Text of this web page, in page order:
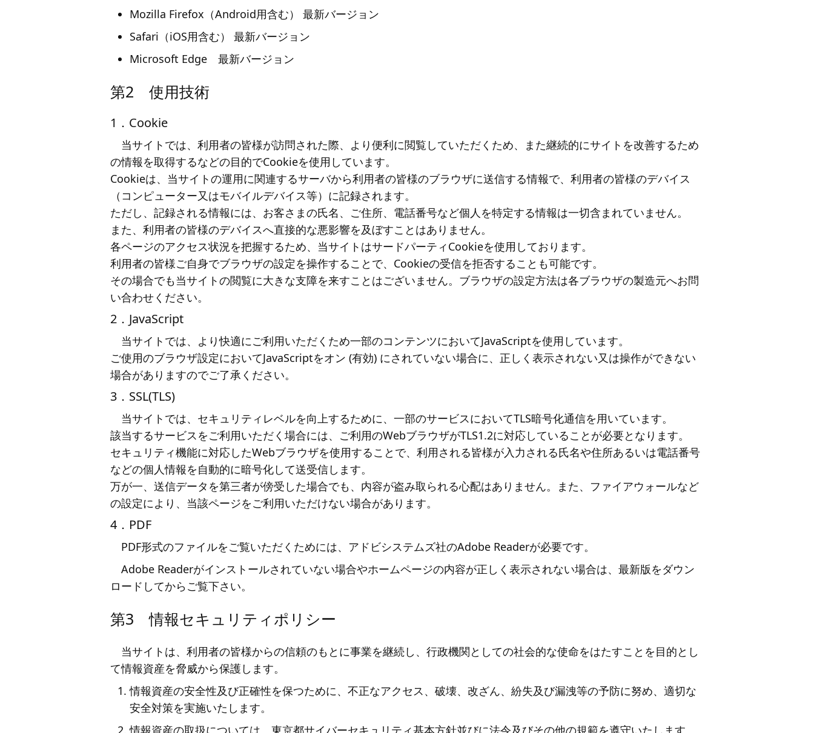
Mozilla Firefox（Android用含む） 最新バージョン
Safari（iOS用含む） 最新バージョン
Microsoft Edge 最新バージョン
第2 使用技術
1．Cookie
当サイトでは、利用者の皆様が訪問された際、より便利に閲覧していただくため、また継続的にサイトを改善するため
の情報を取得するなどの目的でCookieを使用しています。
Cookieは、当サイトの運用に関連するサーバから利用者の皆様のブラウザに送信する情報で、利用者の皆様のデバイス
（コンピューター又はモバイルデバイス等）に記録されます。
ただし、記録される情報には、お客さまの氏名、ご住所、電話番号など個人を特定する情報は一切含まれていません。
また、利用者の皆様のデバイスへ直接的な悪影響を及ぼすことはありません。
各ページのアクセス状況を把握するため、当サイトはサードパーティCookieを使用しております。
利用者の皆様ご自身でブラウザの設定を操作することで、Cookieの受信を拒否することも可能です。
その場合でも当サイトの閲覧に大きな支障を来すことはございません。ブラウザの設定方法は各ブラウザの製造元へお問
い合わせください。
2．JavaScript
当サイトでは、より快適にご利用いただくため一部のコンテンツにおいてJavaScriptを使用しています。
ご使用のブラウザ設定においてJavaScriptをオン (有効) にされていない場合に、正しく表示されない又は操作ができない
場合がありますのでご了承ください。
3．SSL(TLS)
当サイトでは、セキュリティレベルを向上するために、一部のサービスにおいてTLS暗号化通信を用いています。
該当するサービスをご利用いただく場合には、ご利用のWebブラウザがTLS1.2に対応していることが必要となります。
セキュリティ機能に対応したWebブラウザを使用することで、利用される皆様が入力される氏名や住所あるいは電話番号
などの個人情報を自動的に暗号化して送受信します。
万が一、送信データを第三者が傍受した場合でも、内容が盗み取られる心配はありません。また、ファイアウォールなど
の設定により、当該ページをご利用いただけない場合があります。
4．PDF
PDF形式のファイルをご覧いただくためには、アドビシステムズ社のAdobe Readerが必要です。
Adobe Readerがインストールされていない場合やホームページの内容が正しく表示されない場合は、最新版をダウン
ロードしてからご覧下さい。
第3 情報セキュリティポリシー
当サイトは、利用者の皆様からの信頼のもとに事業を継続し、行政機関としての社会的な使命をはたすことを目的とし
て情報資産を脅威から保護します。
情報資産の安全性及び正確性を保つために、不正なアクセス、破壊、改ざん、紛失及び漏洩等の予防に努め、適切な
安全対策を実施いたします。